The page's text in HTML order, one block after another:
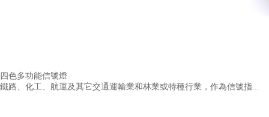
四色多功能信號燈
鐵路、化工、航運及其它交通運輸業和林業或特種行業，作為信號指...